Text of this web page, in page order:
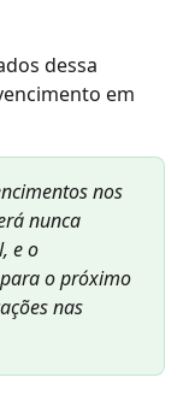
dessa
em
nos
nunca
e o
o próximo
nas